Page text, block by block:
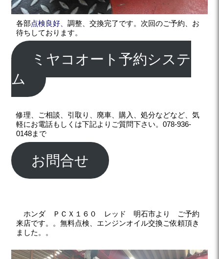
各部点検良好、調整、交換完了です。次回のご予約、お
待ちしております。
ミヤコオート予約システ
ム
修理、ご相談、引取り、廃車、購入、処分などなど、気
軽にお電話もしくは下記よりご質問下さい。078-936-
0148まで
お問合せ
ホンダ ＰＣＸ１６０ レッド 明石市より ご予約
来店です。。無料点検、エンジンオイル交換ご依頼頂き
ました。。